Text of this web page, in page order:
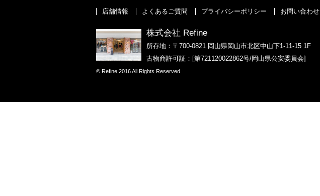
店舗情報 よくあるご質問 プライバシーポリシー お問い合わせ
株式会社 Refine
所存地：〒700-0821 岡山県岡山市北区中山下1-11-15 1F
古物商許可証：[第721120022862号/岡山県公安委員会]
© Refine 2016 All Rights Reserved.